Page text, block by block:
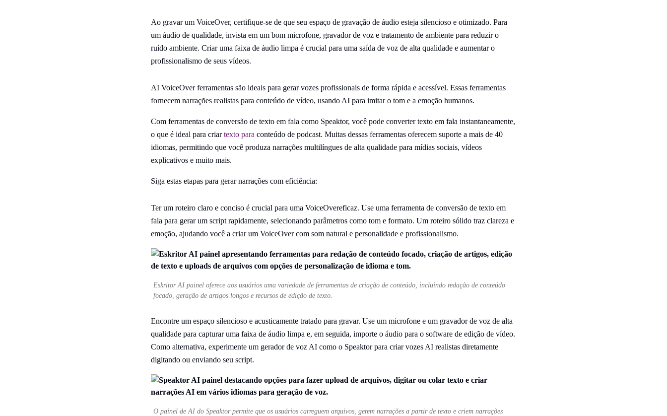
Ao gravar um VoiceOver, certifique-se de que seu espaço de gravação de áudio esteja silencioso e otimizado. Para
um áudio de qualidade, invista em um bom microfone, gravador de voz e tratamento de ambiente para reduzir o
ruído ambiente. Criar uma faixa de áudio limpa é crucial para uma saída de voz de alta qualidade e aumentar o
profissionalismo de seus vídeos.
AI VoiceOver ferramentas são ideais para gerar vozes profissionais de forma rápida e acessível. Essas ferramentas
fornecem narrações realistas para conteúdo de vídeo, usando AI para imitar o tom e a emoção humanos.
Com ferramentas de conversão de texto em fala como Speaktor, você pode converter texto em fala instantaneamente,
o que é ideal para criartexto para conteúdo de podcast. Muitas dessas ferramentas oferecem suporte a mais de 40
idiomas, permitindo que você produza narrações multilíngues de alta qualidade para mídias sociais, vídeos
explicativos e muito mais.
Siga estas etapas para gerar narrações com eficiência:
Ter um roteiro claro e conciso é crucial para uma VoiceOvereficaz. Use uma ferramenta de conversão de texto em
fala para gerar um script rapidamente, selecionando parâmetros como tom e formato. Um roteiro sólido traz clareza e
emoção, ajudando você a criar um VoiceOver com som natural e personalidade e profissionalismo.
Eskritor AI painel oferece aos usuários uma variedade de ferramentas de criação de conteúdo, incluindo redação de conteúdo
focado, geração de artigos longos e recursos de edição de texto.
Encontre um espaço silencioso e acusticamente tratado para gravar. Use um microfone e um gravador de voz de alta
qualidade para capturar uma faixa de áudio limpa e, em seguida, importe o áudio para o software de edição de vídeo.
Como alternativa, experimente um gerador de voz AI como o Speaktor para criar vozes AI realistas diretamente
digitando ou enviando seu script.
O painel de AI do Speaktor permite que os usuários carreguem arquivos, gerem narrações a partir de texto e criem narrações